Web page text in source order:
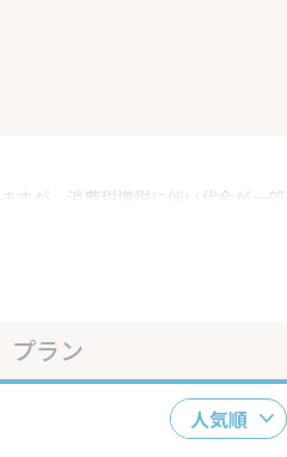
すが、消費税増税に伴い代金が一部
プラン
人気順